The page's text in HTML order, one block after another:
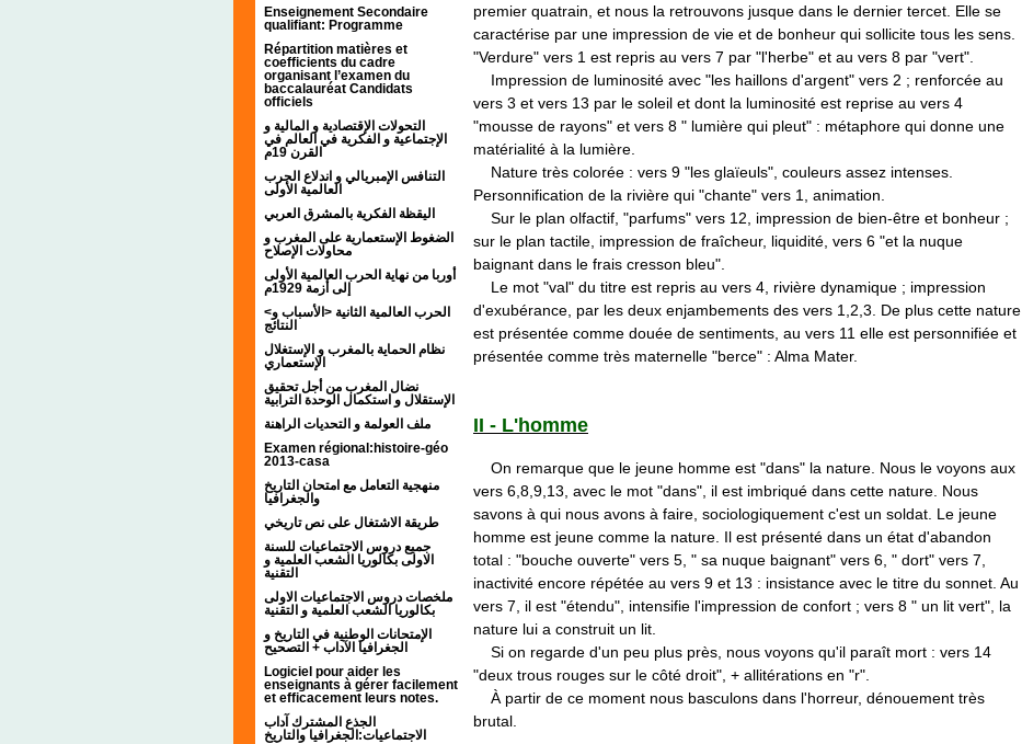
Enseignement Secondaire
qualifiant: Programme
Répartition matières et
coefficients du cadre
organisant l’examen du
baccalauréat Candidats
officiels
التحولات الإقتصادية و المالية و
الإجتماعية و الفكرية في العالم في
القرن 19م
التنافس الإمبريالي و اندلاع الحرب
العالمية الأولى
اليقظة الفكرية بالمشرق العربي
الضغوط الإستعمارية على المغرب و
محاولات الإصلاح
أوربا من نهاية الحرب العالمية الأولى
إلى أزمة 1929م
<الحرب العالمية الثانية <الأسباب و
النتائج
نظام الحماية بالمغرب و الإستغلال
الإستعماري
نضال المغرب من أجل تحقيق
الإستقلال و استكمال الوحدة الترابية
ملف العولمة و التحديات الراهنة
Examen régional:histoire-géo
2013-casa
منهجية التعامل مع امتحان التاريخ
والجغرافيا
طريقة الاشتغال على نص تاريخي
جميع دروس الاجتماعيات للسنة
الاولى بكالوريا الشعب العلمية و
التقنية
ملخصات دروس الاجتماعيات الاولى
بكالوريا الشعب العلمية و التقنية
الإمتحانات الوطنية في التاريخ و
الجغرافيا الآداب + التصحيح
Logiciel pour aider les
enseignants à gérer facilement
et efficacement leurs notes.
الجذع المشترك آداب
الاجتماعيات:الجغرافيا والتاريخ
premier quatrain, et nous la retrouvons jusque dans le dernier tercet. Elle se
caractérise par une impression de vie et de bonheur qui sollicite tous les sens.
"Verdure" vers 1 est repris au vers 7 par "l'herbe" et au vers 8 par "vert".
Impression de luminosité avec "les haillons d'argent" vers 2 ; renforcée au
vers 3 et vers 13 par le soleil et dont la luminosité est reprise au vers 4
"mousse de rayons" et vers 8 " lumière qui pleut" : métaphore qui donne une
matérialité à la lumière.
Nature très colorée : vers 9 "les glaïeuls", couleurs assez intenses.
Personnification de la rivière qui "chante" vers 1, animation.
Sur le plan olfactif, "parfums" vers 12, impression de bien-être et bonheur ;
sur le plan tactile, impression de fraîcheur, liquidité, vers 6 "et la nuque
baignant dans le frais cresson bleu".
Le mot "val" du titre est repris au vers 4, rivière dynamique ; impression
d'exubérance, par les deux enjambements des vers 1,2,3. De plus cette nature
est présentée comme douée de sentiments, au vers 11 elle est personnifiée et
présentée comme très maternelle "berce" : Alma Mater.
II - L'homme
On remarque que le jeune homme est "dans" la nature. Nous le voyons aux
vers 6,8,9,13, avec le mot "dans", il est imbriqué dans cette nature. Nous
savons à qui nous avons à faire, sociologiquement c'est un soldat. Le jeune
homme est jeune comme la nature. Il est présenté dans un état d'abandon
total : "bouche ouverte" vers 5, " sa nuque baignant" vers 6, " dort" vers 7,
inactivité encore répétée au vers 9 et 13 : insistance avec le titre du sonnet. Au
vers 7, il est "étendu", intensifie l'impression de confort ; vers 8 " un lit vert", la
nature lui a construit un lit.
Si on regarde d'un peu plus près, nous voyons qu'il paraît mort : vers 14
"deux trous rouges sur le côté droit", + allitérations en "r".
À partir de ce moment nous basculons dans l'horreur, dénouement très
brutal.